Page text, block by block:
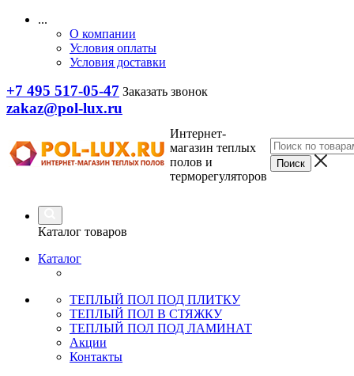
...
О компании
Условия оплаты
Условия доставки
+7 495 517-05-47 Заказать звонок
zakaz@pol-lux.ru
Интернет-
магазин теплых
полов и
терморегуляторов
Каталог товаров
Каталог
ТЕПЛЫЙ ПОЛ ПОД ПЛИТКУ
ТЕПЛЫЙ ПОЛ В СТЯЖКУ
ТЕПЛЫЙ ПОЛ ПОД ЛАМИНАТ
Акции
Контакты